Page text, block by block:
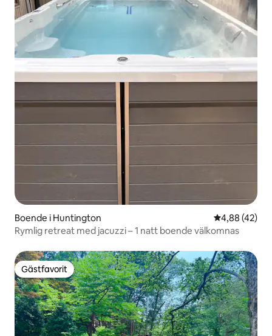
Boende i Huntington 4,88 av 5 i
4,88 (42)
Rymlig retreat med jacuzzi – 1 natt boende välkomnas
Gästfavorit
Gästfavorit